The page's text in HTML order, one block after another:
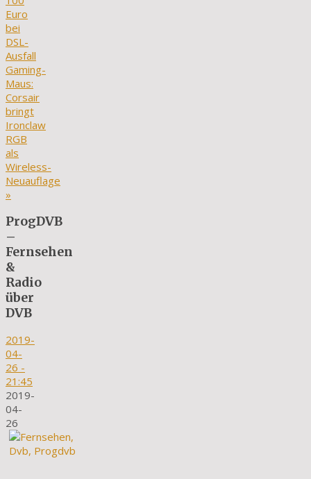
Euro
bei
DSL-
Ausfall
Gaming-
Maus:
Corsair
bringt
Ironclaw
RGB
als
Wireless-
Neuauflage
»
ProgDVB
–
Fernsehen
&
Radio
über
DVB
2019-
04-
26 -
21:45
2019-
04-
26